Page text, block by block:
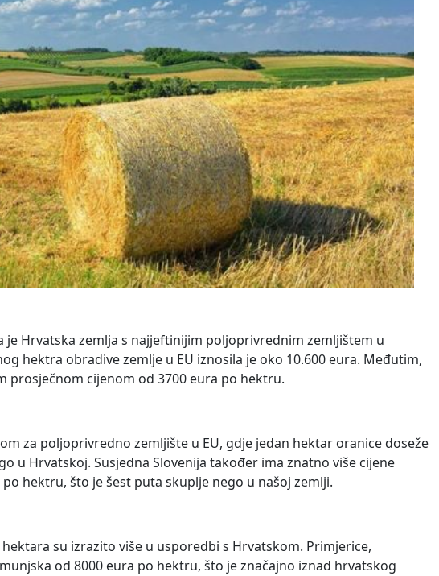
Hrvatska zemlja s najjeftinijim poljoprivrednim zemljištem u
hektra obradive zemlje u EU iznosila je oko 10.600 eura. Međutim,
prosječnom cijenom od 3700 eura po hektru.
za poljoprivredno zemljište u EU, gdje jedan hektar oranice doseže
u Hrvatskoj. Susjedna Slovenija također ima znatno više cijene
hektru, što je šest puta skuplje nego u našoj zemlji.
su izrazito više u usporedbi s Hrvatskom. Primjerice,
od 8000 eura po hektru, što je značajno iznad hrvatskog